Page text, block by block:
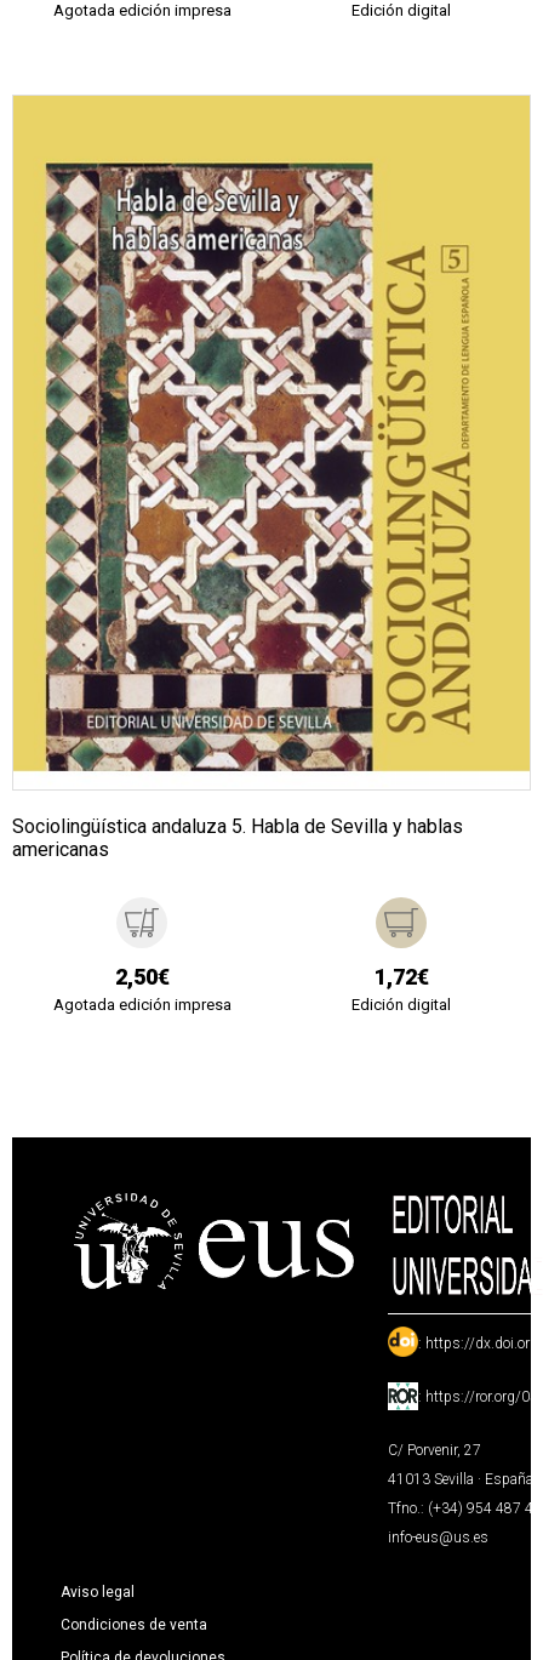
Agotada edición impresa Edición digital
Sociolingüística andaluza 5. Habla de Sevilla y hablas
americanas
2,50€
Agotada edición impresa
1,72€
Edición digital
: https://
: https://ror.org/
C/ Porvenir, 27
41013 Sevilla · España
Tfno.: (+34) 954 487
info-eus@us.es
Aviso legal
Condiciones de venta